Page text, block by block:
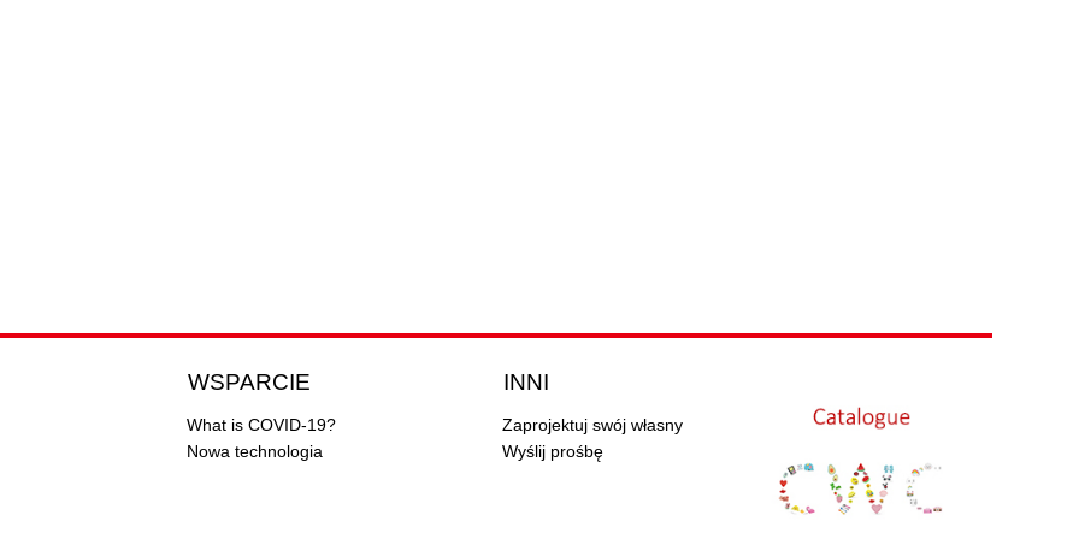
WSPARCIE
What is COVID-19?
Nowa technologia
INNI
Zaprojektuj swój własny
Wyślij prośbę